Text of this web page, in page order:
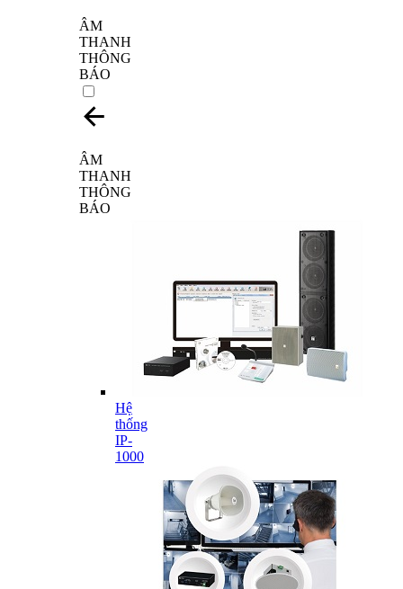
ÂM
THANH
THÔNG
BÁO
ÂM
THANH
THÔNG
BÁO
Hệ
thống
IP-
1000